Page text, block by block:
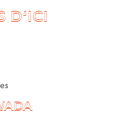
D’ICI